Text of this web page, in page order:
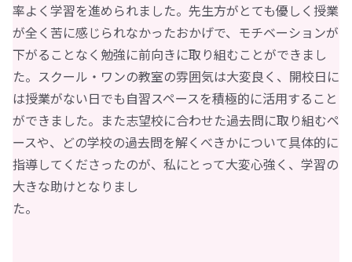
率よく学習を進められました。先生方がとても優しく授業
が全く苦に感じられなかったおかげで、モチベーションが
下がることなく勉強に前向きに取り組むことができまし
た。スクール・ワンの教室の雰囲気は大変良く、開校日に
は授業がない日でも自習スペースを積極的に活用すること
ができました。また志望校に合わせた過去問に取り組むペ
ースや、どの学校の過去問を解くべきかについて具体的に
指導してくださったのが、私にとって大変心強く、学習の
大きな助けとなりまし
た。